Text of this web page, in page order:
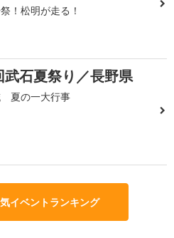
！松明が走る！
武石夏祭り／長野県
夏の一大行事
イベントランキング